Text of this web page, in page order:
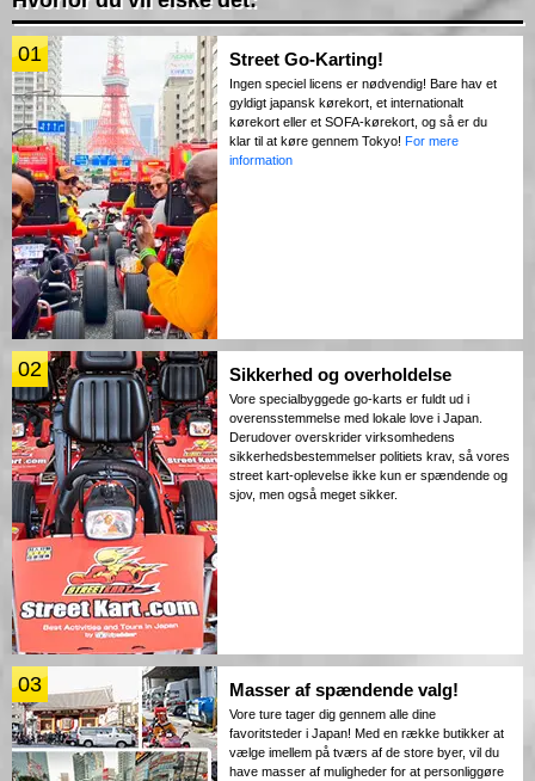
01 Street Go-Karting!
Ingen speciel licens er nødvendig! Bare hav et
gyldigt japansk kørekort, et internationalt
kørekort eller et SOFA-kørekort, og så er du
klar til at køre gennem Tokyo! For mere
information
02 Sikkerhed og overholdelse
Vore specialbyggede go-karts er fuldt ud i
overensstemmelse med lokale love i Japan.
Derudover overskrider virksomhedens
sikkerhedsbestemmelser politiets krav, så vores
street kart-oplevelse ikke kun er spændende og
sjov, men også meget sikker.
03 Masser af spændende valg!
Vore ture tager dig gennem alle dine
favoritsteder i Japan! Med en række butikker at
vælge imellem på tværs af de store byer, vil du
have masser af muligheder for at personliggøre